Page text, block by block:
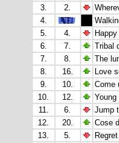
3.
2.
4.
5.
4.
6.
7.
Tribal
7.
8.
The
8.
16.
Love
9.
10.
Come
10.
12.
11.
6.
Jump
12.
20.
Cose
13.
5.